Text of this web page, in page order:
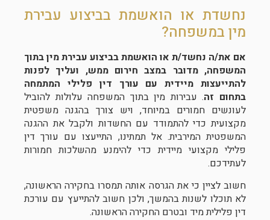
נחשדת או הואשמת בביצוע עבירת
מין במשפחה?
אם את/ה נחשד/ת או הואשמת בביצוע עבירת מין בתוך
המשפחה, מדובר במצב חירום ממש, ועליך לפנות
להתייעצות מיידית עם עורך דין פלילי המתמחה
בתחום זה. עבירות מין בתוך המשפחה עלולות להוביל
לעונשים חמורים במיוחד, ויש צורך בהגנה משפטית
מקצועית כדי להתמודד עם החשדות ולקבל את ההגנה
המשפטית המירבית. אל תמתינו, התייעצו עם עורך דין
פלילי מקצועי מיידית כדי להימנע מהשלכות חמורות
לעתידכם.
חשוב לציין כי את הגרסה אותה תמסרו בחקירה הראשונה,
לא תוכלו לשנות בהמשך, ולכן חשוב להתייעץ עם עורכת
דין פלילית מיד ובטרם החקירה הראשונה.